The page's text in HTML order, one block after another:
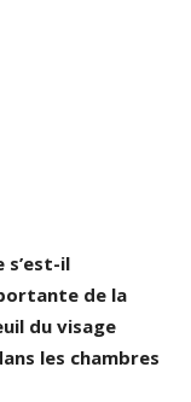
il
de la
du visage
les chambres